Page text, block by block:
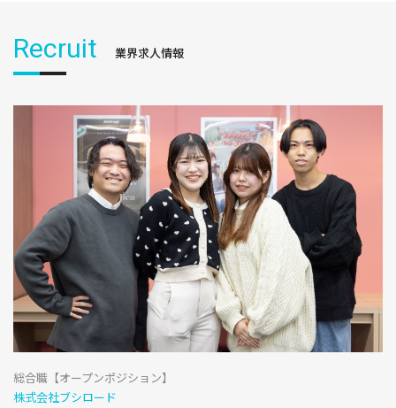
Recruit 業界求人情報
総合職【オープンポジション】
株式会社ブシロード